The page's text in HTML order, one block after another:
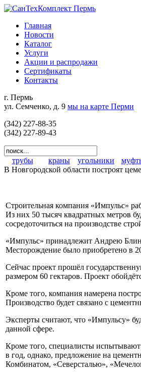
Главная
Новости
Каталог
Услуги
Акции и распродажи
Сертификаты
Контакты
г. Пермь
ул. Семченко, д. 9 мы на карте Перми
(342) 227-88-35
(342) 227-89-43
трубы краны угольники
В Новгородской области построят
Строительная компания «Импульс»
Из них 50 тысяч квадратных метров
сосредоточиться на производстве
«Импульс» принадлежит Андрею
Месторождение было приобретено в
Сейчас проект прошёл
размером 60 гектаров. Проект
Кроме того, компания намерена
Производство будет связано с
Эксперты считают, что «Импульсу»
данной сфере.
Кроме того, специалисты испытывают
в год, однако, предложение на
Комбинатом, «Северсталью»,